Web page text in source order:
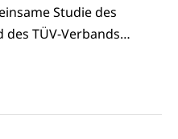
Studie des
TÜV-Verbands…